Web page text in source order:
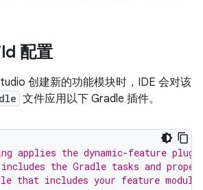
配置
创建新的功能模块时，IDE 会对该
文件应用以下 Gradle 插件。
applies the dynamic-feature
the Gradle tasks and
that includes your feature